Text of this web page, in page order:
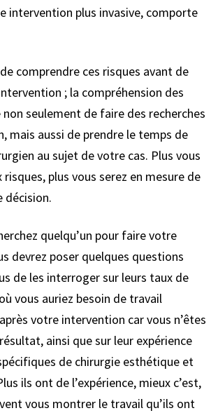
intervention plus invasive, comporte
comprendre ces risques avant de
; la compréhension des
seulement de faire des recherches
mais aussi de prendre le temps de
au sujet de votre cas. Plus vous
risques, plus vous serez en mesure de
décision.
quelqu’un pour faire votre
devrez poser quelques questions
de les interroger sur leurs taux de
vous auriez besoin de travail
votre intervention car vous n’êtes
ainsi que sur leur expérience
de chirurgie esthétique et
ils ont de l’expérience, mieux c’est,
vous montrer le travail qu’ils ont